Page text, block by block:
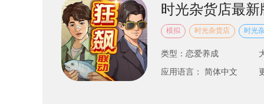
时光杂货店最新
模拟 时光杂货店 时光
类型：恋爱养成
应用语言： 简体中文